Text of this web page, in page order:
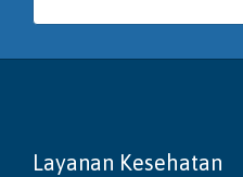
Layanan Kesehatan